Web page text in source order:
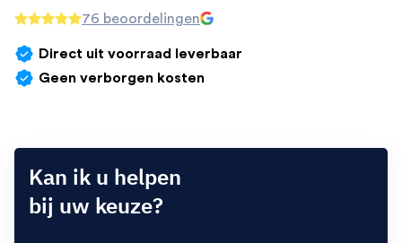
76 beoordelingen
Direct uit voorraad leverbaar
Geen verborgen kosten
Kan ik u helpen
bij uw keuze?